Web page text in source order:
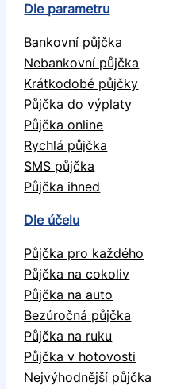
Dle parametru
Bankovní půjčka
Nebankovní půjčka
Krátkodobé půjčky
Půjčka do výplaty
Půjčka online
Rychlá půjčka
SMS půjčka
Půjčka ihned
Dle účelu
Půjčka pro každého
Půjčka na cokoliv
Půjčka na auto
Bezúročná půjčka
Půjčka na ruku
Půjčka v hotovosti
Nejvýhodnější půjčka